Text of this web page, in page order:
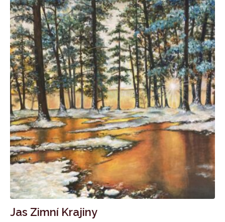
Jas Zimní Krajiny